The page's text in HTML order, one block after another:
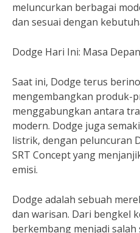
meluncurkan berbagai
dan sesuai dengan
Dodge Hari Ini: Masa
Saat ini, Dodge terus
mengembangkan produk-
menggabungkan antara
modern. Dodge juga
listrik, dengan peluncuran
SRT Concept yang
emisi.
Dodge adalah sebuah
dan warisan. Dari bengkel
berkembang menjadi